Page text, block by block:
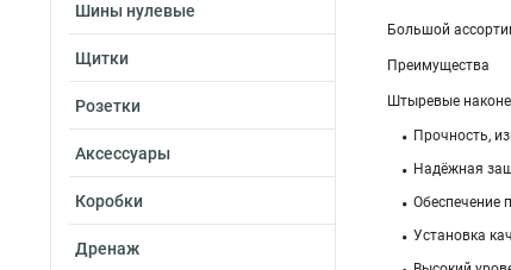
Шины нулевые
Щитки
Розетки
Аксессуары
Коробки
Дренаж
Большой
Преимущества
Штыревые
Прочность,
Надёжная
Обеспечение
Установка